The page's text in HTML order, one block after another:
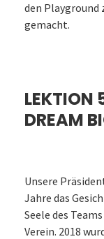
den Playground
gemacht.
LEKTION
DREAM
Unsere
Jahre das
Seele des
Verein. 2018